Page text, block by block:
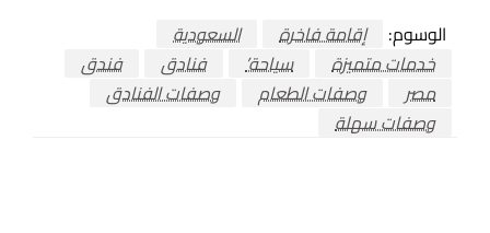
الوسوم:
إقامة فاخرة
السعودية
خدمات متميزة
سياحة’ فنادق
فندق
مصر
وصفات الطعام
وصفات الفنادق
وصفات سهلة